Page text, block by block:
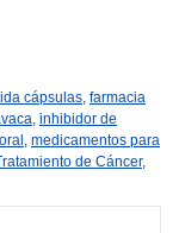
cápsulas, farmacia
, inhibidor de
, medicamentos para
de Cáncer,